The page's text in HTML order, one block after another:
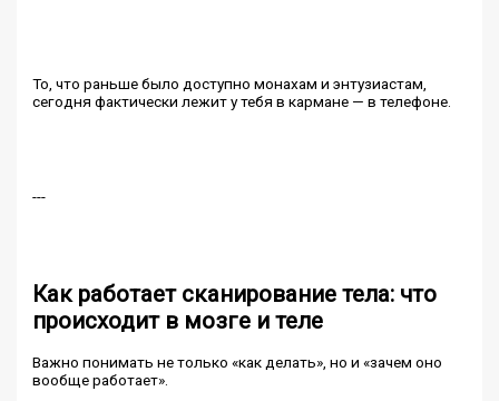
То, что раньше было доступно монахам и энтузиастам,
сегодня фактически лежит у тебя в кармане — в телефоне.
---
Как работает сканирование тела: что
происходит в мозге и теле
Важно понимать не только «как делать», но и «зачем оно
вообще работает».